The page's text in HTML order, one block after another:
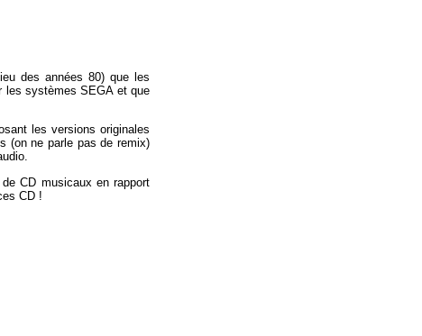
des années 80) que les
les systèmes SEGA et que
les versions originales
(on ne parle pas de remix)
CD musicaux en rapport
CD !